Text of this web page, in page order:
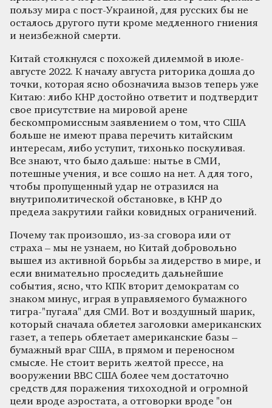
пользу мира с пост-Украиной, для русских бы не
осталось другого пути кроме медленного гниения
и неизбежной смерти.
Китай столкнулся с похожей дилеммой в июле-
августе 2022. К началу августа риторика дошла до
точки, которая ясно обозначила вызов теперь уже
Китаю: либо КНР достойно ответит и подтвердит
свое присутствие на мировой арене
бескомпромиссным заявлением о том, что США
больше не имеют права перечить китайским
интересам, либо уступит, тихонько поскуливая.
Все знают, что было дальше: нытье в СМИ,
потешные учения, и все сошло на нет. А для того,
чтобы пропущенный удар не отразился на
внутриполитической обстановке, в КНР до
предела закрутили гайки ковидных ограничений.
Почему так произошло, из-за сговора или от
страха – мы не узнаем, но Китай добровольно
вышел из активной борьбы за лидерство в мире, и
если внимательно проследить дальнейшие
события, ясно, что КПК вторит демократам со
знаком минус, играя в управляемого бумажного
тигра-"пугала" для СМИ. Вот и воздушный шарик,
который сначала облетел заголовки американских
газет, а теперь облетает американские базы –
бумажный враг США, в прямом и переносном
смысле. Не стоит верить желтой прессе, на
вооружении ВВС США более чем достаточно
средств для поражения тихоходной и огромной
цели вроде аэростата, а отговорки вроде "он